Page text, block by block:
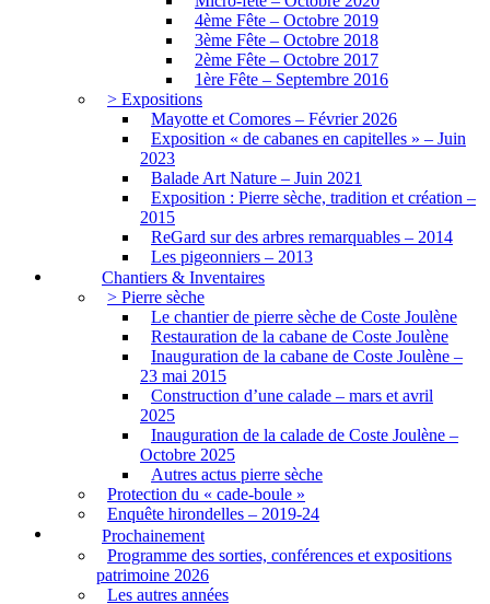
4ème Fête – Octobre 2019
3ème Fête – Octobre 2018
2ème Fête – Octobre 2017
1ère Fête – Septembre 2016
> Expositions
Mayotte et Comores – Février 2026
Exposition « de cabanes en capitelles » – Juin
2023
Balade Art Nature – Juin 2021
Exposition : Pierre sèche, tradition et création –
2015
ReGard sur des arbres remarquables – 2014
Les pigeonniers – 2013
Chantiers & Inventaires
> Pierre sèche
Le chantier de pierre sèche de Coste Joulène
Restauration de la cabane de Coste Joulène
Inauguration de la cabane de Coste Joulène –
23 mai 2015
Construction d’une calade – mars et avril
2025
Inauguration de la calade de Coste Joulène –
Octobre 2025
Autres actus pierre sèche
Protection du « cade-boule »
Enquête hirondelles – 2019-24
Prochainement
Programme des sorties, conférences et expositions
patrimoine 2026
Les autres années